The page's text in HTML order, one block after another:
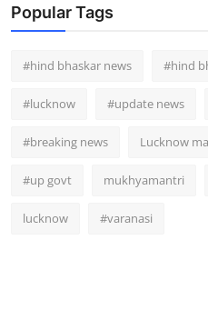
Popular Tags
#hind bhaskar news #hind
#lucknow #update news
#breaking news Lucknow
#up govt mukhyamantri
lucknow #varanasi